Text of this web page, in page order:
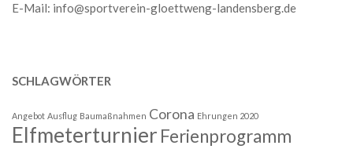
E-Mail: info@sportverein-gloettweng-landensberg.de
SCHLAGWÖRTER
Angebot Ausflug Baumaßnahmen Corona Ehrungen 2020
Elfmeterturnier Ferienprogramm